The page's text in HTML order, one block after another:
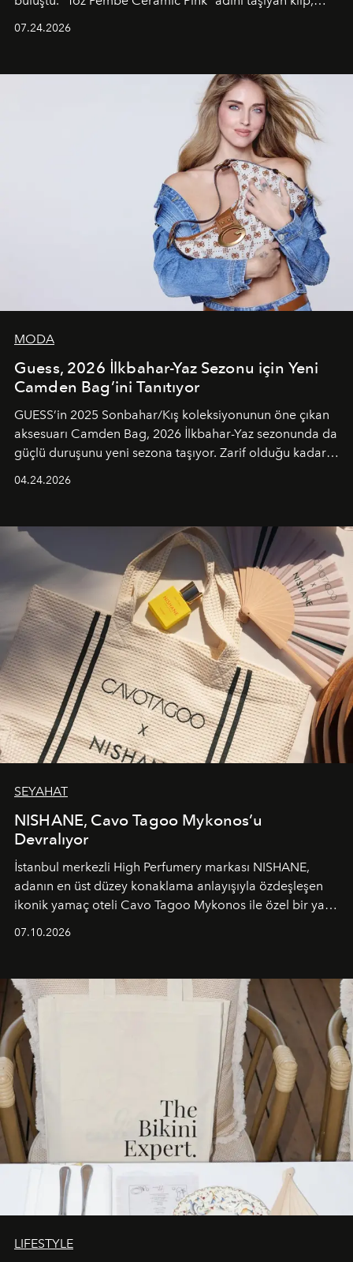
unsurlarından biri olarak öne çıkıyor.
07.24.2026
MODA
Guess, 2026 İlkbahar-Yaz Sezonu için Yeni
Camden Bag’ini Tanıtıyor
GUESS’in 2025 Sonbahar/Kış koleksiyonunun öne çıkan
aksesuarı Camden Bag, 2026 İlkbahar-Yaz sezonunda da
güçlü duruşunu yeni sezona taşıyor. Zarif olduğu kadar
04.24.2026
SEYAHAT
NISHANE, Cavo Tagoo Mykonos’u
Devralıyor
İstanbul merkezli High Perfumery markası NISHANE,
adanın en üst düzey konaklama anlayışıyla özdeşleşen
ikonik yamaç oteli Cavo Tagoo Mykonos ile özel bir yaz
buluşturarak markanın Cavo Tagoo’daki varlığını
sürükleyici ve mevsime özel bir deneyime dönüştürüyor.
07.10.2026
LIFESTYLE